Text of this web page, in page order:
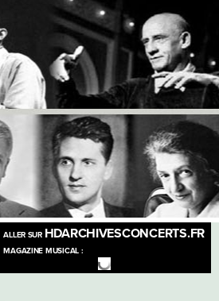
ALLER SUR HDARCHIVESCONCERTS.FR
MAGAZINE MUSICAL :